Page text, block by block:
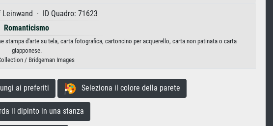
· ID Quadro: 71623
Romanticismo
stampa d'arte su tela, carta fotografica, cartoncino per acquerello, carta non patinata o carta
giapponese.
/ Bridgeman Images
ai preferiti Seleziona il colore della parete
il dipinto in una stanza